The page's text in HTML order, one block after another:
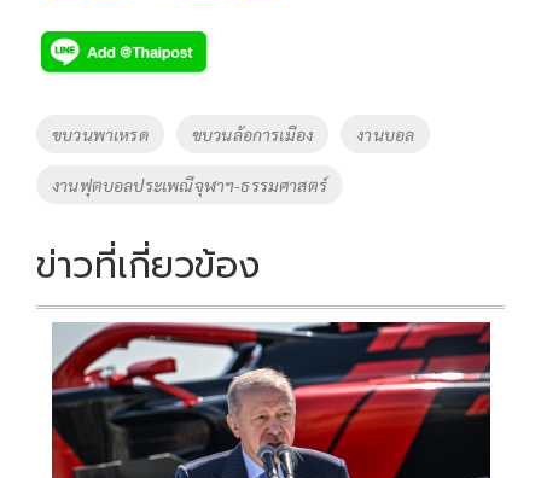
e
b
o
o
k
tt
er
p
y
Li
n
k
Tags
ขบวนพาเหรด ขบวนล้อการเมือง งานบอล
งานฟุตบอลประเพณีจุฬาฯ-ธรรมศาสตร์
ข่าวที่เกี่ยวข้อง